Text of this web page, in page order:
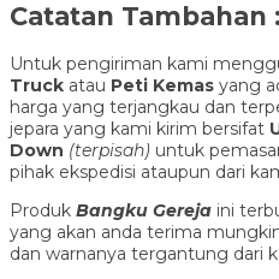
Catatan Tambahan :
Untuk pengiriman kami
Truck atau Peti Kemas yang
harga yang terjangkau dan
jepara yang kami kirim bersifat
Down (terpisah) untuk
pihak ekspedisi ataupun dari
Produk Bangku Gereja ini
yang akan anda terima
dan warnanya tergantung dari